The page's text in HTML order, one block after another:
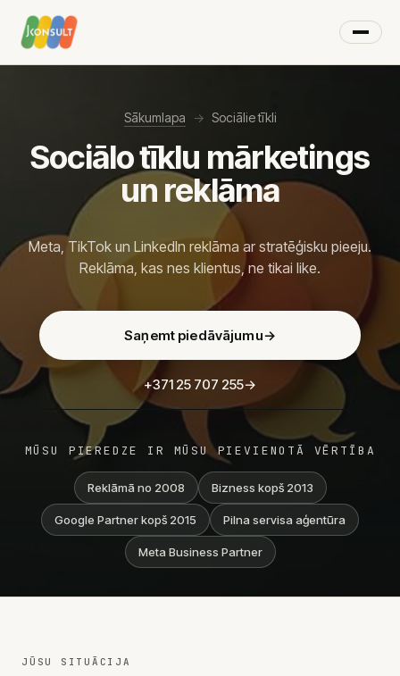
Digitālais mārketings
Mārketinga pakalpojumi
AI risinājumi
Stratēģiskā partnerība
Video reklāma
Google Ads
YouTube reklāma
Google Shopping
Remarketing
Google Ads audits
SEO pakalpojumi
Tehniskais SEO
Satura SEO
SEO audits
AI SEO
Mājaslapu izstrāde
Sākumlapa → Sociālie tīkli
Sociālo tīklu mārketings
un reklāma
Meta, TikTok un LinkedIn reklāma ar stratēģisku pieeju.
Reklāma, kas nes klientus, ne tikai like.
Saņemt piedāvājumu→
+371 25 707 255→
MŪSU PIEREDZE IR MŪSU PIEVIENOTĀ VĒRTĪBA
Reklāmā no 2008 Bizness kopš 2013
Google Partner kopš 2015 Pilna servisa aģentūra
Meta Business Partner
JŪSU SITUĀCIJA